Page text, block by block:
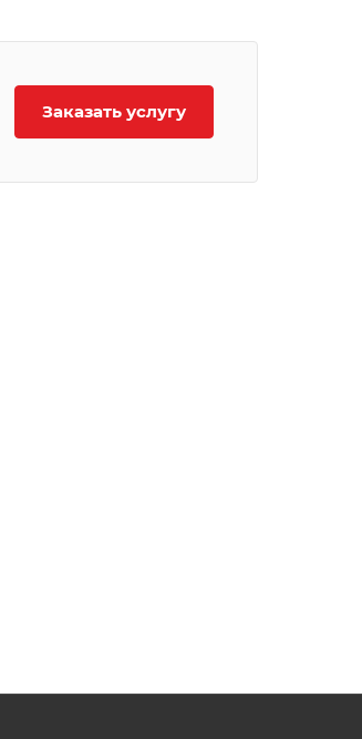
Заказать услугу